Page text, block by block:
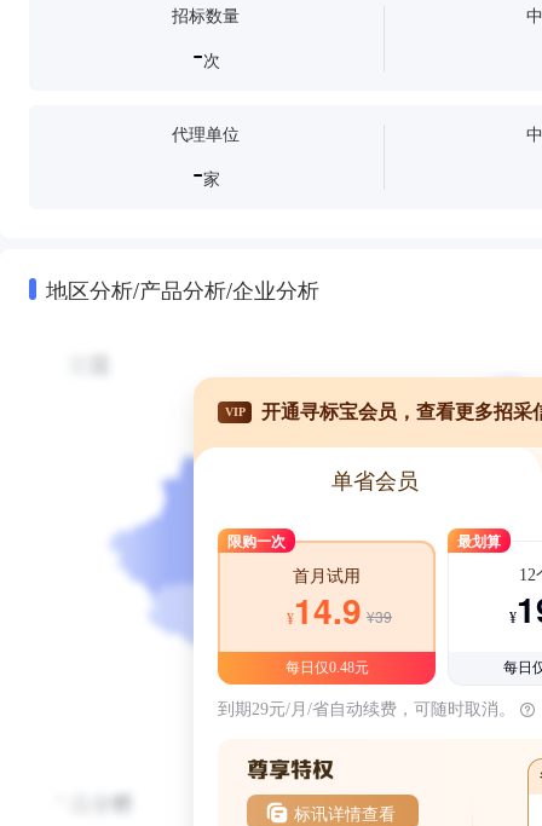
招标数量
-次
代理单位
-家
地区分析/产品分析/企业分析
VIP 开通寻标宝会员，查看更多招采
单省会员
限购一次
首月试用
¥14.9 ¥39
每日仅0.48元
最划算
12
¥
每日
到期29元/月/省自动续费，可随时取消。
标讯详情查看